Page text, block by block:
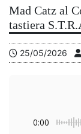
Mad Catz al
tastiera
25/05/2026
0:00